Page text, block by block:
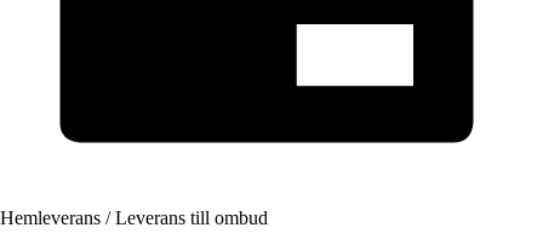
Hemleverans / Leverans till ombud